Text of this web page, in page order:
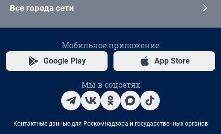
Все города сети
Мобильное приложение
Google Play App Store
Мы в соцсетях
Контактные данные для Роскомнадзора и государственных органов